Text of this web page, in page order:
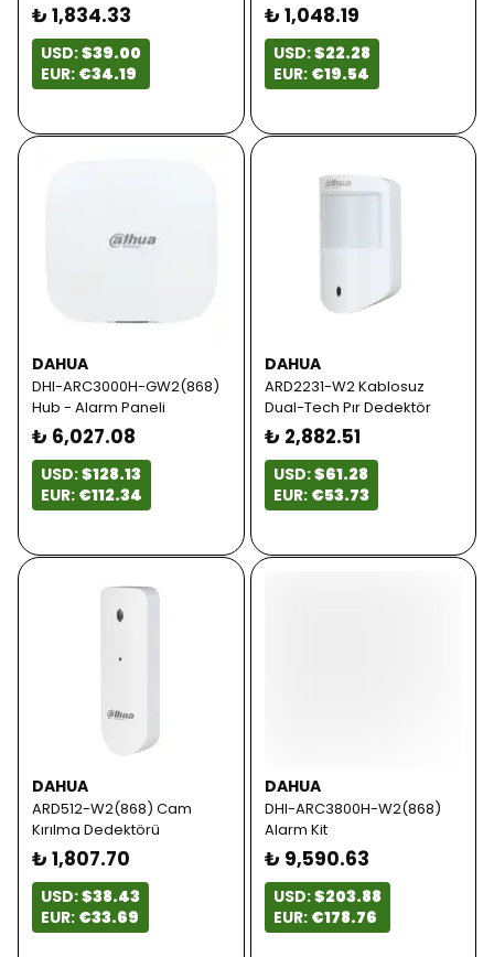
₺ 1,834.33
USD:$39.00
EUR: €34.19
₺ 1,048.19
USD:$22.28
EUR: €19.54
DAHUA
DHI-ARC3000H-GW2(868)
Hub - Alarm Paneli
₺ 6,027.08
USD:$128.13
EUR: €112.34
DAHUA
ARD2231-W2 Kablosuz
Dual-Tech Pır Dedektör
₺ 2,882.51
USD:$61.28
EUR: €53.73
DAHUA
ARD512-W2(868) Cam
Kırılma Dedektörü
₺ 1,807.70
USD:$38.43
EUR: €33.69
DAHUA
DHI-ARC3800H-W2(868)
Alarm Kit
₺ 9,590.63
USD:$203.88
EUR: €178.76